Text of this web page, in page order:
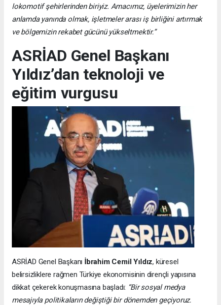
lokomotif şehirlerinden biriyiz. Amacımız, üyelerimizin her
anlamda yanında olmak, işletmeler arası iş birliğini artırmak
ve bölgemizin rekabet gücünü yükseltmektir.”
ASRİAD Genel Başkanı
Yıldız’dan teknoloji ve
eğitim vurgusu
ASRİAD Genel Başkanı İbrahim Cemil Yıldız, küresel
belirsizliklere rağmen Türkiye ekonomisinin dirençli yapısına
dikkat çekerek konuşmasına başladı: “Bir sosyal medya
mesajıyla politikaların değiştiği bir dönemden geçiyoruz.